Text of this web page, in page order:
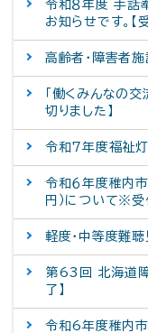
令和８年度 手話
お知らせです。【
高齢者・障害者
「働くみんなの
切りました】
令和7年度福祉
令和６年度稚内
円）について※受
軽度・中等度難
第63回 北海道障
了】
令和6年度稚内